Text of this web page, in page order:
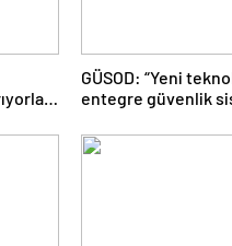
GÜSOD: “Yeni
entegre güvenlik